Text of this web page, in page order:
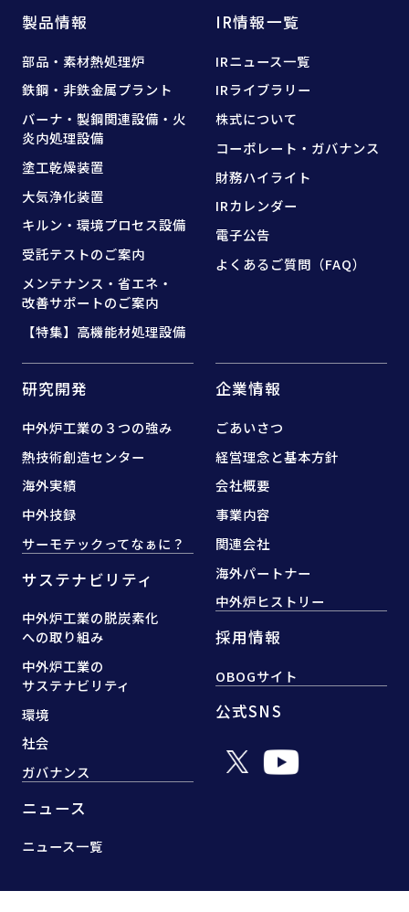
製品情報
部品・素材熱処理炉
鉄鋼・非鉄金属プラント
バーナ・製鋼関連設備・ 火
炎内処理設備
塗工乾燥装置
大気浄化装置
キルン・環境プロセス設備
受託テストのご案内
メンテナンス・省エネ・
改善サポートのご案内
【特集】高機能材処理設備
IR情報一覧
IRニュース一覧
IRライブラリー
株式について
コーポレート・ガバナンス
財務ハイライト
IRカレンダー
電子公告
よくあるご質問（FAQ）
研究開発
中外炉工業の３つの強み
熱技術創造センター
海外実績
中外技録
サーモテックってなぁに？
サステナビリティ
中外炉工業の脱炭素化
への取り組み
中外炉工業の
サステナビリティ
環境
社会
ガバナンス
ニュース
ニュース一覧
企業情報
ごあいさつ
経営理念と基本方針
会社概要
事業内容
関連会社
海外パートナー
中外炉ヒストリー
採用情報
OBOGサイト
公式SNS